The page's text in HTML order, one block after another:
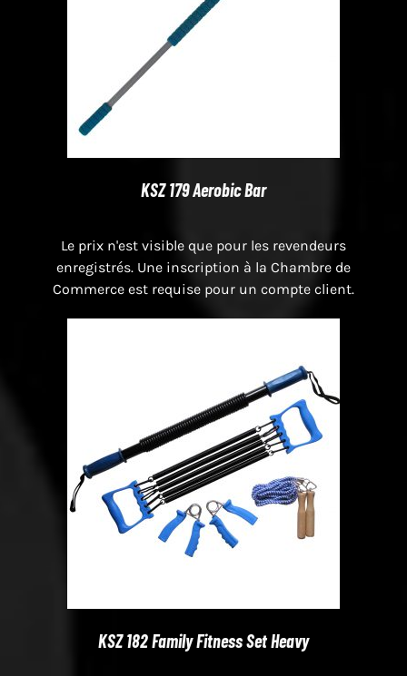
KSZ 179 Aerobic Bar
Le prix n'est visible que pour les revendeurs
enregistrés. Une inscription à la Chambre de
Commerce est requise pour un compte client.
KSZ 182 Family Fitness Set Heavy